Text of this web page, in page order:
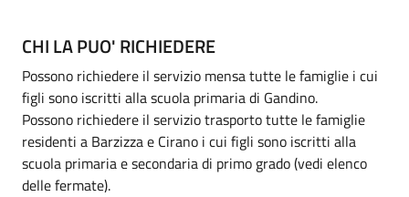
CHI LA PUO' RICHIEDERE
Possono richiedere il servizio mensa tutte le famiglie i cui
figli sono iscritti alla scuola primaria di Gandino.
Possono richiedere il servizio trasporto tutte le famiglie
residenti a Barzizza e Cirano i cui figli sono iscritti alla
scuola primaria e secondaria di primo grado (vedi elenco
delle fermate).